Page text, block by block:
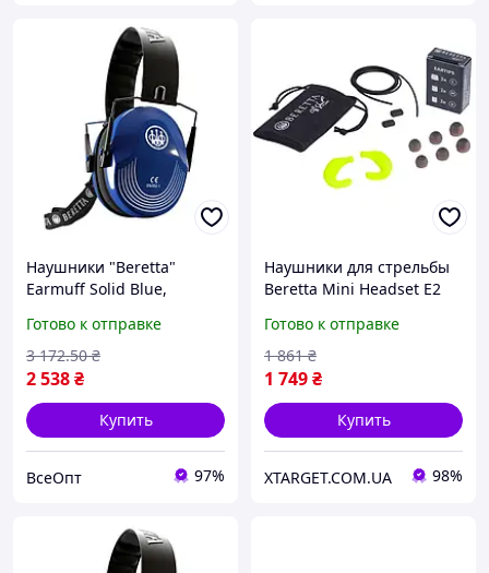
Наушники "Beretta"
Earmuff Solid Blue,
25dB, складная дуга
Готово к отправке
2 538₴
3 172.50 ₴
Купить
ВсеОпт 97%
Наушники для стрельбы
Beretta Mini Headset E2
Готово к отправке
1 749₴
1 861 ₴
Купить
XTARGET.COM.UA 98%